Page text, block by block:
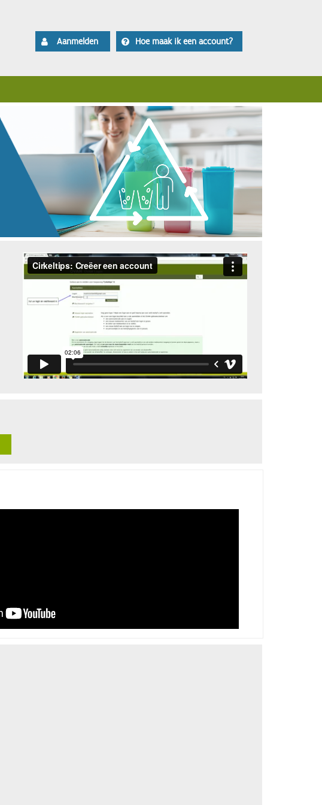
Aanmelden Hoe maak ik een account?